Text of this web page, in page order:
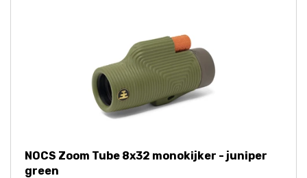
NOCS Zoom Tube 8x32 monokijker - juniper
green